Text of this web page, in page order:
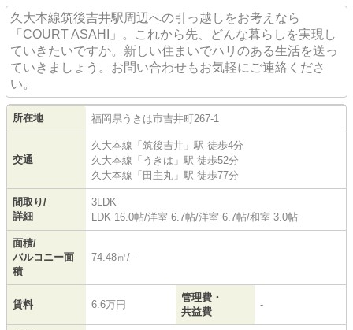
久大本線筑後吉井駅周辺への引っ越しをお考えなら
「COURT ASAHI」。これから先、どんな暮らしを実現し
ていきたいですか。新しい住まいでハリのある生活を送っ
ていきましょう。お問い合わせもお気軽にご連絡くださ
い。
所在地 福岡県 うきは市吉井町267-1
交通
久大本線 「筑後吉井 」駅 徒歩4分
久大本線 「 うきは 」駅 徒歩52分
久大本線 「田主丸 」駅 徒歩77分
間取り/
詳細
3LDK
LDK 16.0帖/洋室 6.7帖/洋室 6.7帖/和室 3.0帖
面積/
バルコニー面
積
74.48㎡/-
賃料 6.6万円
管理費・
共益費
-